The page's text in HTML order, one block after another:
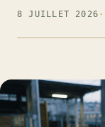
8 JUILLET 2026 ·